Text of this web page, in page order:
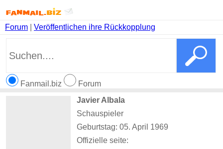
Forum Veröffentlichen ihre Rückkopplung
Fanmail.biz
Forum
Javier Albala
Schauspieler
Geburtstag: 05. April 1969
Offizielle seite: